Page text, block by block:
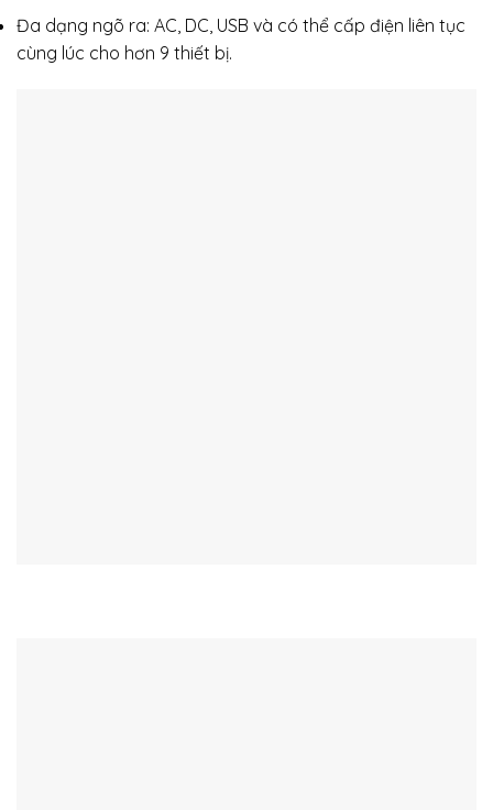
Đa dạng ngõ ra: AC, DC, USB và có thể cấp điện liên tục
cùng lúc cho hơn 9 thiết bị.